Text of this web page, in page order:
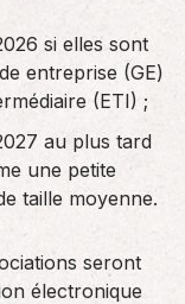
si elles sont
entreprise (GE)
(ETI) ;
au plus tard
une petite
taille moyenne.
seront
électronique